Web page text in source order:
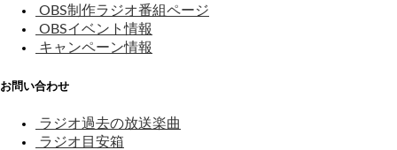
OBS制作ラジオ番組ページ
OBSイベント情報
キャンペーン情報
お問い合わせ
ラジオ過去の放送楽曲
ラジオ目安箱